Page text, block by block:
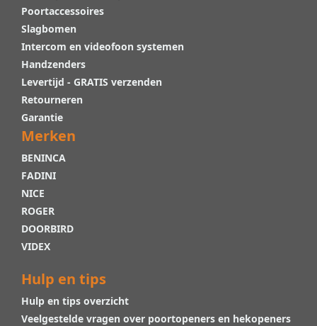
Poortaccessoires
Slagbomen
Intercom en videofoon systemen
Handzenders
Levertijd - GRATIS verzenden
Retourneren
Garantie
Merken
BENINCA
FADINI
NICE
ROGER
DOORBIRD
VIDEX
Hulp en tips
Hulp en tips overzicht
Veelgestelde vragen over poortopeners en hekopeners